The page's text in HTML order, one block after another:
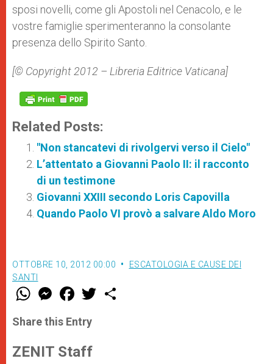
sposi novelli, come gli Apostoli nel Cenacolo, e le
vostre famiglie sperimenteranno la consolante
presenza dello Spirito Santo.
[© Copyright 2012 – Libreria Editrice Vaticana]
Related Posts:
"Non stancatevi di rivolgervi verso il Cielo"
L’attentato a Giovanni Paolo II: il racconto
di un testimone
Giovanni XXIII secondo Loris Capovilla
Quando Paolo VI provò a salvare Aldo Moro
OTTOBRE 10, 2012 00:00
ESCATOLOGIA E CAUSE DEI
SANTI
W
t
s
p
p
M
e
s
e
g
e
F
a
e
b
o
k
w
Share this Entry
ZENIT Staff